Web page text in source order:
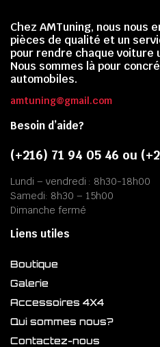
Chez AMTuning, nous nous
pièces de qualité et un
pour rendre chaque voiture
Nous sommes là pour
automobiles.
amtuning@gmail.com
Besoin d’aide?
(+216) 71 94 05 46 ou
Lundi – vendredi : 8h30-18h00
Samedi: 8h30 – 15h00
Dimanche fermé
Liens utiles
Boutique
Galerie
Accessoires 4X4
Qui sommes nous?
Contactez-nous